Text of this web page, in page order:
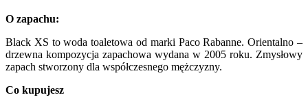
O zapachu:
Black XS to woda toaletowa od marki Paco Rabanne. Orientalno –
drzewna kompozycja zapachowa wydana w 2005 roku. Zmysłowy
zapach stworzony dla współczesnego mężczyzny.
Co kupujesz